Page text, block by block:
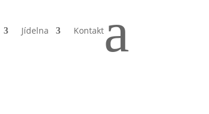
Jídelna Kontakta